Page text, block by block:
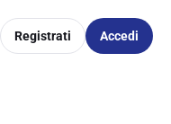
Registrati Accedi